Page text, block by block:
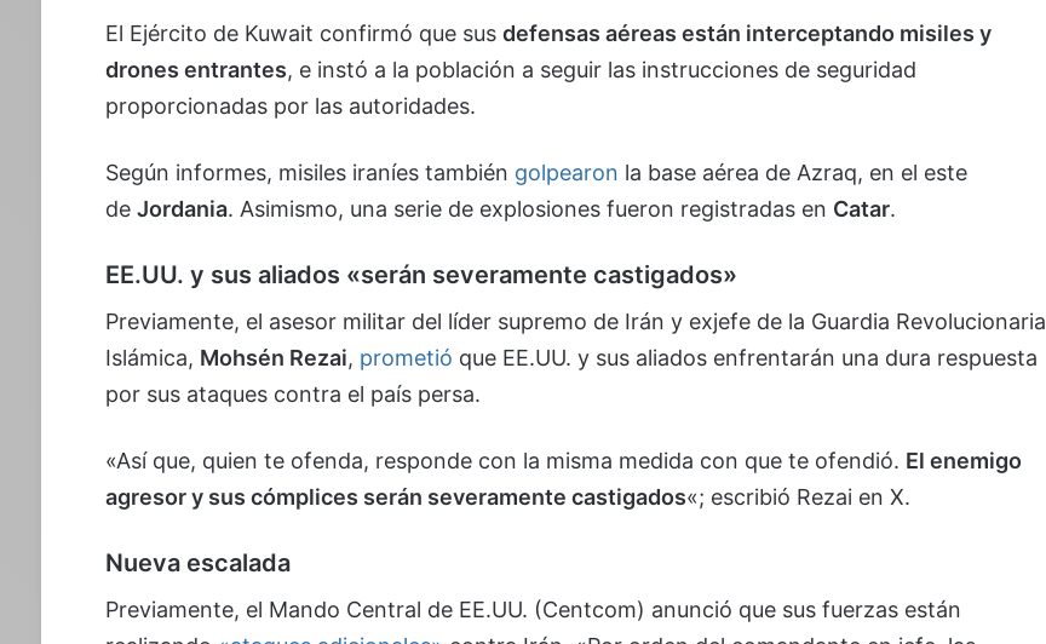
El Ejército de Kuwait confirmó que sus defensas aéreas están interceptando misiles y
drones entrantes, e instó a la población a seguir las instrucciones de seguridad
proporcionadas por las autoridades.
Según informes, misiles iraníes también golpearon la base aérea de Azraq, en el este
de Jordania. Asimismo, una serie de explosiones fueron registradas en Catar.
EE.UU. y sus aliados «serán severamente castigados»
Previamente, el asesor militar del líder supremo de Irán y exjefe de la Guardia Revolucionaria
Islámica, Mohsén Rezai, prometió que EE.UU. y sus aliados enfrentarán una dura respuesta
por sus ataques contra el país persa.
«Así que, quien te ofenda, responde con la misma medida con que te ofendió. El enemigo
agresor y sus cómplices serán severamente castigados«; escribió Rezai en X.
Nueva escalada
Previamente, el Mando Central de EE.UU. (Centcom) anunció que sus fuerzas están